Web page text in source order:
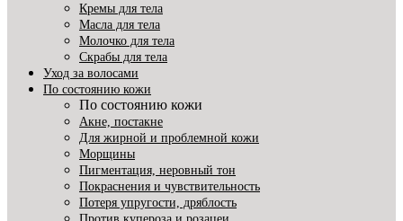
Кремы для тела
Масла для тела
Молочко для тела
Скрабы для тела
Уход за волосами
По состоянию кожи
По состоянию кожи
Акне, постакне
Для жирной и проблемной кожи
Морщины
Пигментация, неровный тон
Покраснения и чувствительность
Потеря упругости, дряблость